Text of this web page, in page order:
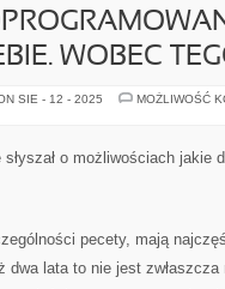
WOBEC
SIE - 12 - 2025
MOŻLIWOŚĆ
o możliwościach jakie
pecety, mają
dwa lata to nie jest zwłaszcza